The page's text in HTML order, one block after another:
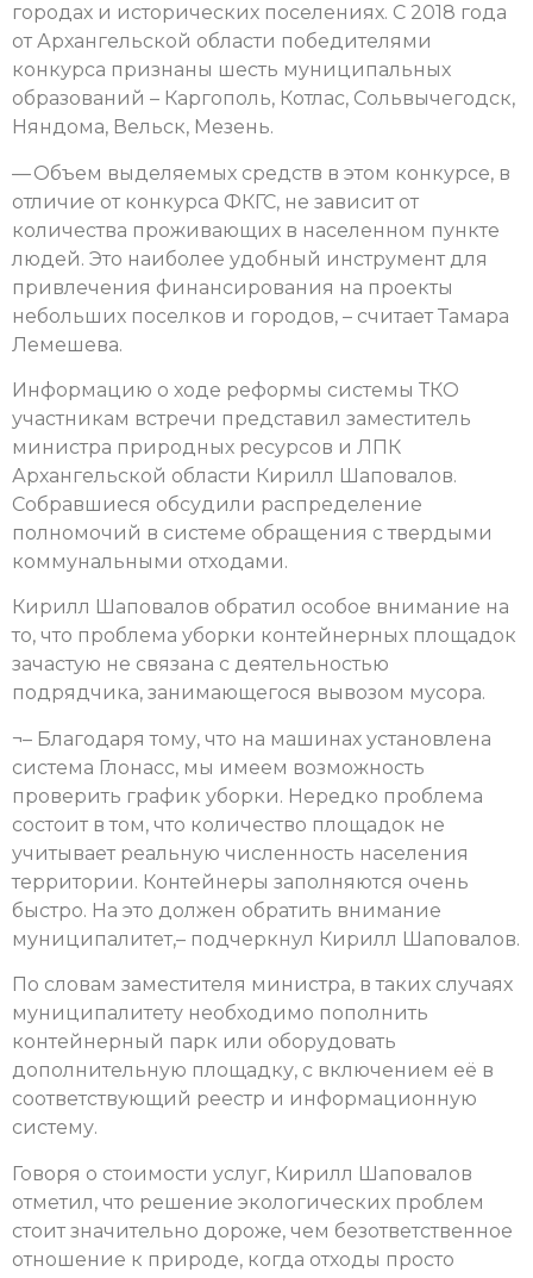
городах и исторических поселениях. С 2018 года
от Архангельской области победителями
конкурса признаны шесть муниципальных
образований – Каргополь, Котлас, Сольвычегодск,
Няндома, Вельск, Мезень.
— Объем выделяемых средств в этом конкурсе, в
отличие от конкурса ФКГС, не зависит от
количества проживающих в населенном пункте
людей. Это наиболее удобный инструмент для
привлечения финансирования на проекты
небольших поселков и городов, – считает Тамара
Лемешева.
Информацию о ходе реформы системы ТКО
участникам встречи представил заместитель
министра природных ресурсов и ЛПК
Архангельской области Кирилл Шаповалов.
Собравшиеся обсудили распределение
полномочий в системе обращения с твердыми
коммунальными отходами.
Кирилл Шаповалов обратил особое внимание на
то, что проблема уборки контейнерных площадок
зачастую не связана с деятельностью
подрядчика, занимающегося вывозом мусора.
¬– Благодаря тому, что на машинах установлена
система Глонасс, мы имеем возможность
проверить график уборки. Нередко проблема
состоит в том, что количество площадок не
учитывает реальную численность населения
территории. Контейнеры заполняются очень
быстро. На это должен обратить внимание
муниципалитет,– подчеркнул Кирилл Шаповалов.
По словам заместителя министра, в таких случаях
муниципалитету необходимо пополнить
контейнерный парк или оборудовать
дополнительную площадку, с включением её в
соответствующий реестр и информационную
систему.
Говоря о стоимости услуг, Кирилл Шаповалов
отметил, что решение экологических проблем
стоит значительно дороже, чем безответственное
отношение к природе, когда отходы просто